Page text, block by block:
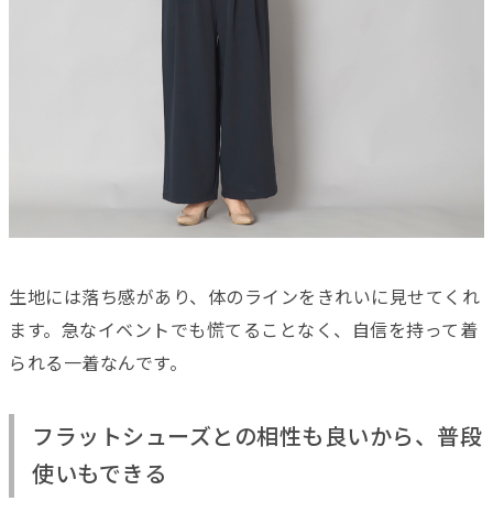
生地には落ち感があり、体のラインをきれいに見せてくれ
ます。急なイベントでも慌てることなく、自信を持って着
られる一着なんです。
フラットシューズとの相性も良いから、普段
使いもできる